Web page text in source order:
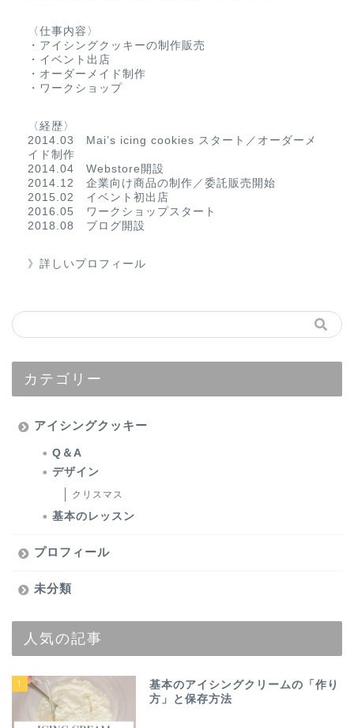
〈仕事内容〉
・アイシングクッキーの制作販売
・イベント出店
・オーダーメイド制作
・ワークショップ
〈経歴〉
2014.03 Mai’s icing cookies スタート／オーダーメ
イド制作
2014.04 Webstore開設
2014.12 企業向け商品の制作／委託販売開始
2015.02 イベント初出店
2016.05 ワークショップスタート
2018.08 ブログ開設
》詳しいプロフィール
カテゴリー
アイシングクッキー
Q＆A
デザイン
クリスマス
基本のレッスン
プロフィール
未分類
人気の記事
1
基本のアイシングクリームの「作り
方」と保存方法